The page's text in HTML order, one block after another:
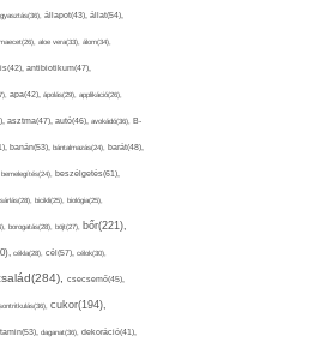
állapot(43), állat(54),
aloe vera(33), álom(34),
antibiotikum(47),
apa(42), ápolás(29), applikáció(26),
asztma(47), autó(46), avokádó(36), B-
banán(53), bántalmazás(24), barát(48),
bemelegítés(24), beszélgetés(61),
bicikli(25), biológia(25),
borogatás(28), böjt(27), bőr(221),
cékla(28), cél(57), célok(30),
csecsemő(45),
cukor(194),
daganat(36), dekoráció(41),